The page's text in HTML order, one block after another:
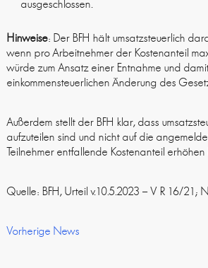
ausgeschlossen.
Hinweise: Der BFH hält umsatzsteuerlich
wenn pro Arbeitnehmer der Kostenanteil
würde zum Ansatz einer Entnahme und
einkommensteuerlichen Änderung des
Außerdem stellt der BFH klar, dass
aufzuteilen sind und nicht auf die
Teilnehmer entfallende Kostenanteil erhöhen
Quelle: BFH, Urteil v.10.5.2023 – V R 16/21;
Vorherige News